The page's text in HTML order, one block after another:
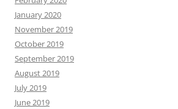
January 2020
November 2019
October 2019
September 2019
August 2019
July 2019
June 2019